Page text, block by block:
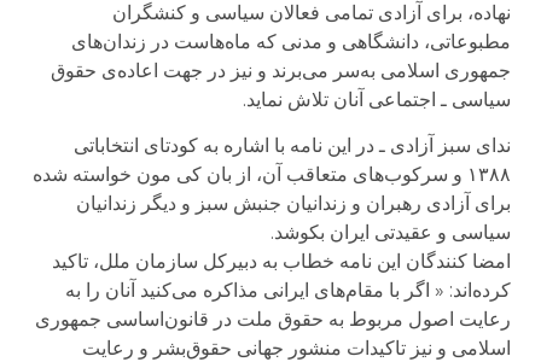
نهاده، برای آزادی تمامی فعالان سياسی و کنشگران
مطبوعاتی، دانشگاهی و مدنی که ماه‌هاست در زندان‌های
جمهوری اسلامی به‌سر می‌برند و نيز در جهت اعاده‌ی حقوق
سياسی ـ اجتماعی آنان تلاش نمايد.
ندای سبز آزادی ـ در اين نامه با اشاره به کودتای انتخاباتی
۱۳۸۸ و سرکوب‌های متعاقب آن، از بان کی مون خواسته شده
برای آزادی رهبران و زندانيان جنبش سبز و ديگر زندانيان
سياسی و عقيدتی ايران بکوشد.
امضا کنندگان اين نامه خطاب به دبيرکل سازمان ملل، تاکيد
کرده‌اند: « اگر با مقام‌های ايرانی مذاکره می‌کنيد آنان را به
رعايت اصول مربوط به حقوق ملت در قانون‌اساسی جمهوری
اسلامی و نيز تاکيدات منشور جهانی حقوق‌بشر و رعايت